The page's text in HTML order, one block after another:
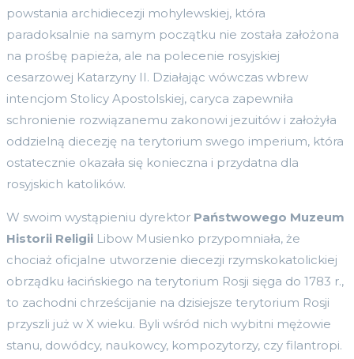
powstania archidiecezji mohylewskiej, która
paradoksalnie na samym początku nie została założona
na prośbę papieża, ale na polecenie rosyjskiej
cesarzowej Katarzyny II. Działając wówczas wbrew
intencjom Stolicy Apostolskiej, caryca zapewniła
schronienie rozwiązanemu zakonowi jezuitów i założyła
oddzielną diecezję na terytorium swego imperium, która
ostatecznie okazała się konieczna i przydatna dla
rosyjskich katolików.
W swoim wystąpieniu dyrektor Państwowego Muzeum
Historii Religii Libow Musienko przypomniała, że
chociaż oficjalne utworzenie diecezji rzymskokatolickiej
obrządku łacińskiego na terytorium Rosji sięga do 1783 r.,
to zachodni chrześcijanie na dzisiejsze terytorium Rosji
przyszli już w X wieku. Byli wśród nich wybitni mężowie
stanu, dowódcy, naukowcy, kompozytorzy, czy filantropi.